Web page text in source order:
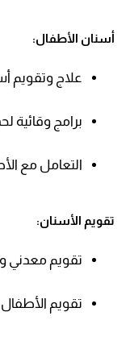
أسنان الأطفال:
علاج وتقويم
برامج وقائية
التعامل مع
تقويم الأسنان:
تقويم معدني
تقويم